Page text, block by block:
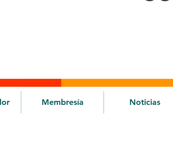
Membresía Noticias